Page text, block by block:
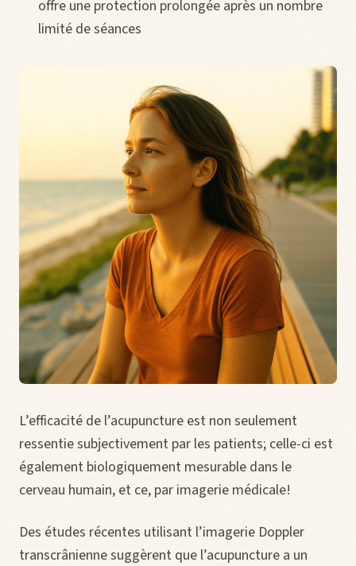
offre une protection prolongée après un nombre
limité de séances
L’efficacité de l’acupuncture est non seulement
ressentie subjectivement par les patients; celle-ci est
également biologiquement mesurable dans le
cerveau humain, et ce, par imagerie médicale!
Des études récentes utilisant l’imagerie Doppler
transcrânienne suggèrent que l’acupuncture a un